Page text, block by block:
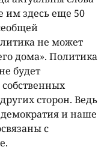
им здесь еще 50
не может
дома». Политика
будет
сторон. Ведь
и наше
с